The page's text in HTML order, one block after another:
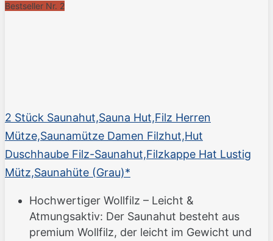
Bestseller Nr. 2
2 Stück Saunahut,Sauna Hut,Filz Herren
Mütze,Saunamütze Damen Filzhut,Hut
Duschhaube Filz-Saunahut,Filzkappe Hat Lustig
Mütz,Saunahüte (Grau)*
Hochwertiger Wollfilz – Leicht &
Atmungsaktiv: Der Saunahut besteht aus
premium Wollfilz, der leicht im Gewicht und